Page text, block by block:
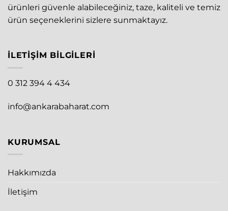
ürünleri güvenle alabileceğiniz, taze, kaliteli ve temiz
ürün seçeneklerini sizlere sunmaktayız.
İLETIŞIM BILGILERI
0 312 394 4 434
info@ankarabaharat.com
KURUMSAL
Hakkımızda
İletişim